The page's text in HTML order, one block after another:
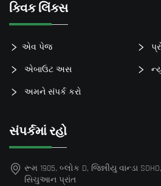
ક્વિક લિંક્સ
એવ પેજ
એબાઉટ અસ
અમને સંપર્ક કરો
સંપર્કમાં રહો
રૂમ 1905, બ્લોક D, જિન્નીયુ વાન્ડા
સિચુઆન પ્રાંત